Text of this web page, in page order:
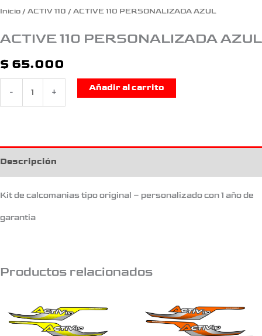
Inicio / ACTIV 110 / ACTIVE 110 PERSONALIZADA AZUL
ACTIVE 110 PERSONALIZADA AZUL
$ 65.000
- +
Añadir al carrito
Descripción
Kit de calcomanias tipo original – personalizado con 1 año de
garantia
Productos relacionados